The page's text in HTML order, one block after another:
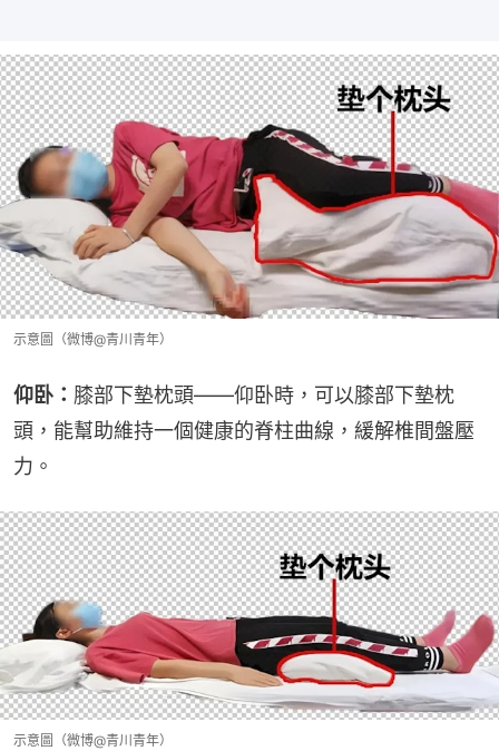
示意圖（微博@青川青年）
仰卧： 膝部下墊枕頭——仰卧時，可以膝部下墊枕
頭，能幫助維持一個健康的脊柱曲線，緩解椎間盤壓
力。
示意圖（微博@青川青年）